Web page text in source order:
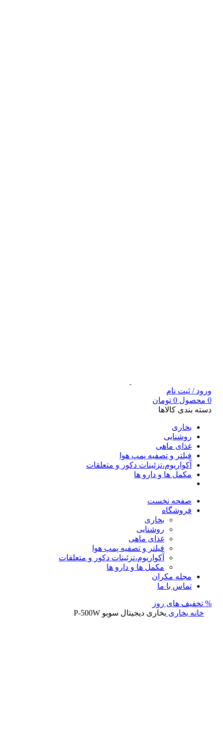
ورود / ثبت نام
0 محصول 0 تومان
دسته بندی کالاها
بخاری
روشنایی
غذای ماهی
فیلتر و تصفیه پمپ هوا
آکواریوم،تزئینات دکور و متعلقات
مکمل ها و دارو ها
صفحه نخست
فروشگاه
بخاری
روشنایی
غذای ماهی
فیلتر و تصفیه پمپ هوا
آکواریوم،تزئینات دکور و متعلقات
مکمل ها و دارو ها
مجله مکران
تماس با ما
% تخفیف های روز
خانه بخاری بخاری دیجیتال سوبو P-500W